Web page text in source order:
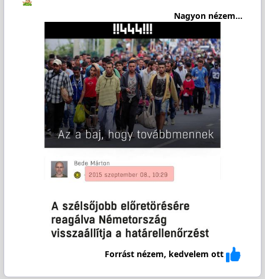
Nagyon nézem...
Forrást nézem, kedvelem ott